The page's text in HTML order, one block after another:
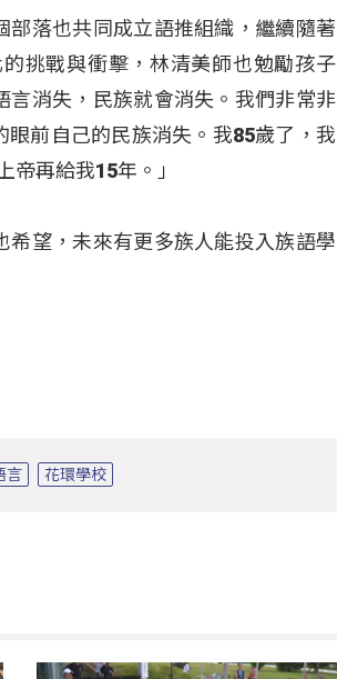
落也共同成立語推組織，繼續隨著
挑戰與衝擊，林清美師也勉勵孩子
消失，民族就會消失。我們非常非
前自己的民族消失。我85歲了，我
再給我15年。」
望，未來有更多族人能投入族語學
言 花環學校